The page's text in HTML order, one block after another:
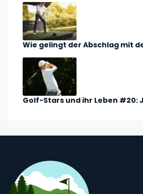
Wie gelingt der Abschlag mit
Golf-Stars und ihr Leben #20: